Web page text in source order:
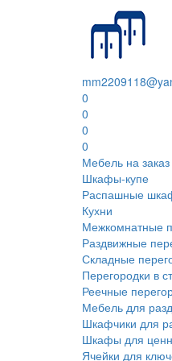
0
0
0
0
Мебель на заказ
Шкафы-купе
Распашные
Кухни
Межкомнатные
Раздвижные
Складные
Перегородки в
Реечные
Мебель для
Шкафчики для
Шкафы для
Ячейки для